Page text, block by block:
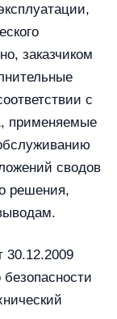
заказчиком
с
применяемые
сводов
решения,
30.12.2009